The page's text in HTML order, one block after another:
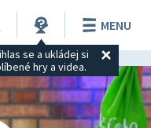
se a ukládej si
hry a videa.
MENU